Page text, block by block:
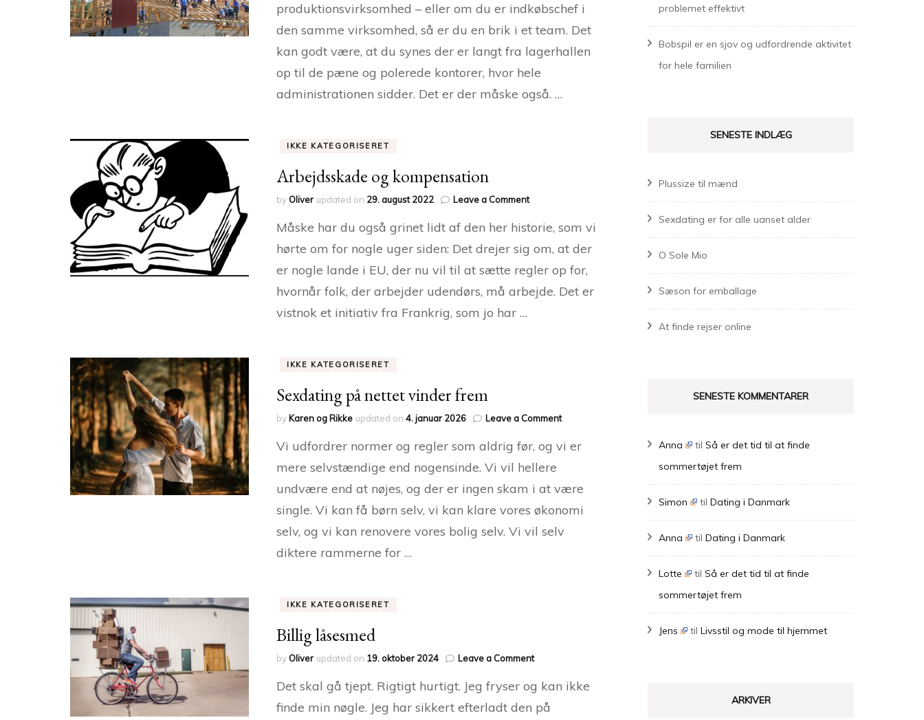
brik
produktionsvirksomhed – eller om du er indkøbschef i
den samme virksomhed, så er du en brik i et team. Det
kan godt være, at du synes der er langt fra lagerhallen
op til de pæne og polerede kontorer, hvor hele
administrationen sidder. Det er der måske også. …
IKKE KATEGORISERET
Arbejdsskade og kompensation
byOliver updated on 29. august 2022 Leave a Commenton
og
Måske har du også grinet lidt af den her historie, som vi
hørte om for nogle uger siden: Det drejer sig om, at der
er nogle lande i EU, der nu vil til at sætte regler op for,
hvornår folk, der arbejder udendørs, må arbejde. Det er
vistnok et initiativ fra Frankrig, som jo har …
IKKE KATEGORISERET
Sexdating på nettet vinder frem
by Karen og Rikke updated on 4. januar 2026 Leave a Commenton
på
frem
Vi udfordrer normer og regler som aldrig før, og vi er
mere selvstændige end nogensinde. Vi vil hellere
undvære end at nøjes, og der er ingen skam i at være
single. Vi kan få børn selv, vi kan klare vores økonomi
selv, og vi kan renovere vores bolig selv. Vi vil selv
diktere rammerne for …
IKKE KATEGORISERET
Billig låsesmed
byOliver updated on 19. oktober 2024 Leave a Commenton
låsesmed
Det skal gå tjept. Rigtigt hurtigt. Jeg fryser og kan ikke
finde min nøgle. Jeg har sikkert efterladt den på
problemet effektivt
Bobspil er en sjov og udfordrende aktivitet
for hele familien
SENESTE INDLÆG
Plussize til mænd
Sexdating er for alle uanset alder
O Sole Mio
Sæson for emballage
At finde rejser online
SENESTE KOMMENTARER
Anna tilSå er det tid til at finde
sommertøjet frem
Simon tilDating i Danmark
Anna tilDating i Danmark
Lotte tilSå er det tid til at finde
sommertøjet frem
Jens tilLivsstil og mode til hjemmet
ARKIVER